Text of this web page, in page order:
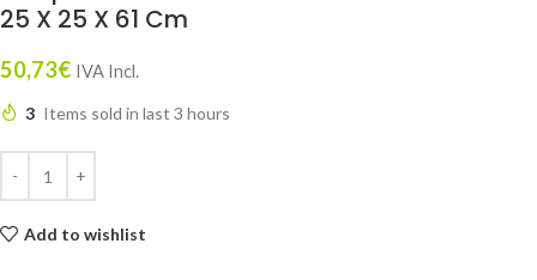
25 X 25 X 61 Cm
50,73€ IVA Incl.
3 Items sold in last 3 hours
Add to wishlist